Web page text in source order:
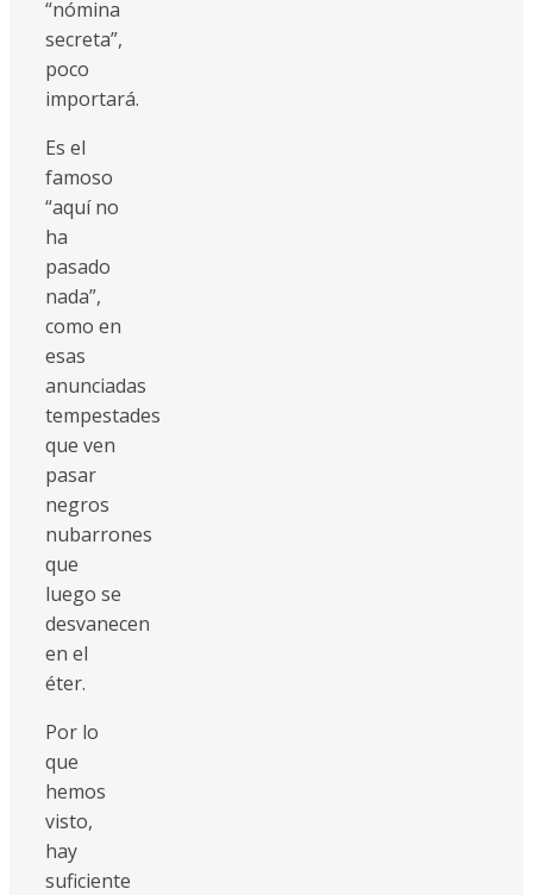
“nómina
secreta”,
poco
importará.
Es el
famoso
“aquí no
ha
pasado
nada”,
como en
esas
anunciadas
tempestades
que ven
pasar
negros
nubarrones
que
luego se
desvanecen
en el
éter.
Por lo
que
hemos
visto,
hay
suficiente